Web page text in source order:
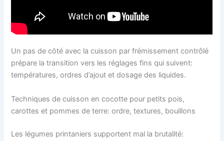
Un pas de côté avec la cuisson par frémissement contrôlé
prépare la transition vers les réglages fins qui suivent:
températures, ordres d’ajout et dosage des liquides.
Techniques de cuisson en cocotte pour petits pois,
carottes et pommes de terre: ordre, textures, bouillons
Les légumes printaniers supportent mal la brutalité: